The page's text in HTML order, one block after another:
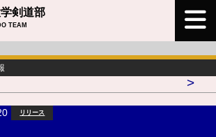
剣道部
TEAM
>
リリース